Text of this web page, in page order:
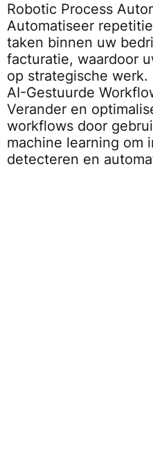
Robotic Process
Automatiseer
taken binnen uw
facturatie, waardoor
op strategische werk.
AI-Gestuurde
Verander en
workflows door
machine learning om
detecteren en